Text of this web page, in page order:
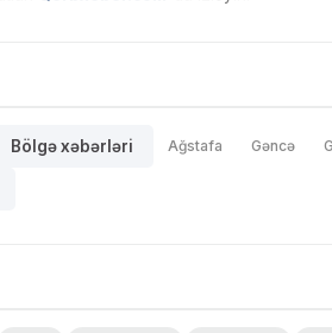
Bölgə xəbərləri Ağstafa Gəncə